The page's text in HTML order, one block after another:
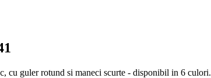
cu guler rotund si maneci scurte - disponibil in 6 culori.